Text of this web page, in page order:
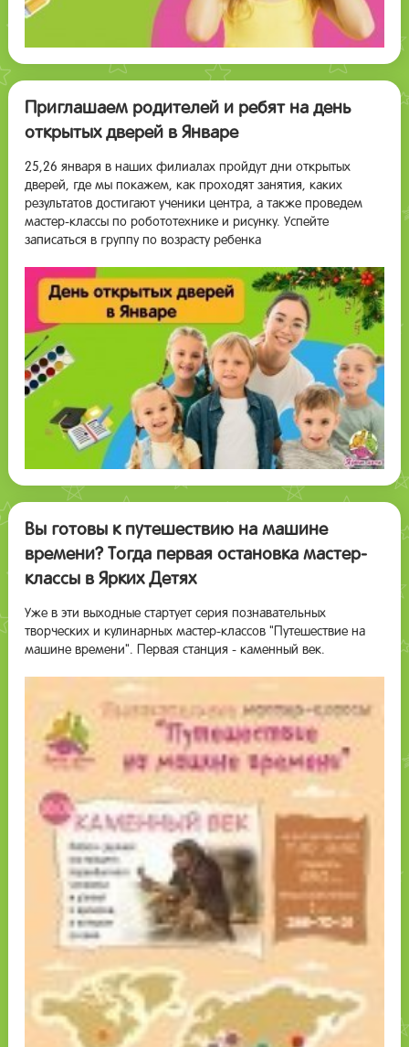
Приглашаем родителей и ребят на день
открытых дверей в Январе
25,26 января в наших филиалах пройдут дни открытых
дверей, где мы покажем, как проходят занятия, каких
результатов достигают ученики центра, а также проведем
мастер-классы по робототехнике и рисунку. Успейте
записаться в группу по возрасту ребенка
Вы готовы к путешествию на машине
времени? Тогда первая остановка мастер-
классы в Ярких Детях
Уже в эти выходные стартует серия познавательных
творческих и кулинарных мастер-классов "Путешествие на
машине времени". Первая станция - каменный век.